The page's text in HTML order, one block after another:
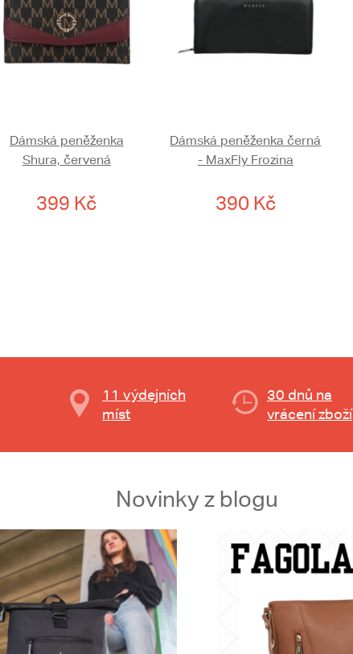
Dámská peněženka
Shura, červená
399 Kč
Dámská peněženka černá
- MaxFly Frozina
390 Kč
11 výdejních
míst
30 dnů na
vrácení zboží
Novinky z blogu